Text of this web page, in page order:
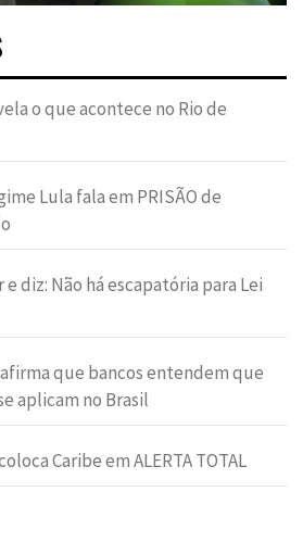
o que acontece no Rio de
Lula fala em PRISÃO de
diz: Não há escapatória para Lei
que bancos entendem que
aplicam no Brasil
Caribe em ALERTA TOTAL